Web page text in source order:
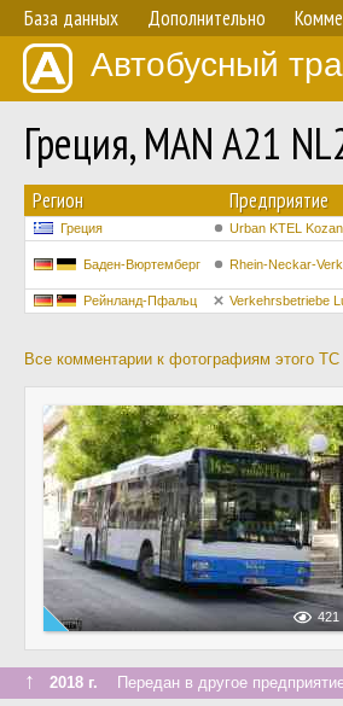
База данных Дополнительно
Автобусный
Греция, MAN A21
Регион Предприятие
Греция Urban KTEL
Баден-Вюртемберг Rhein-Neckar-
Рейнланд-Пфальц Verkehrsbetriebe
Все комментарии к фотографиям этого ТС
421
↑ 2018 г. Передан в другое